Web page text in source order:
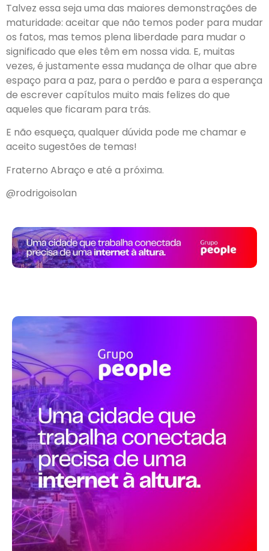
Talvez essa seja uma das maiores demonstrações de
maturidade: aceitar que não temos poder para mudar
os fatos, mas temos plena liberdade para mudar o
significado que eles têm em nossa vida. E, muitas
vezes, é justamente essa mudança de olhar que abre
espaço para a paz, para o perdão e para a esperança
de escrever capítulos muito mais felizes do que
aqueles que ficaram para trás.
E não esqueça, qualquer dúvida pode me chamar e
aceito sugestões de temas!
Fraterno Abraço e até a próxima.
@rodrigoisolan